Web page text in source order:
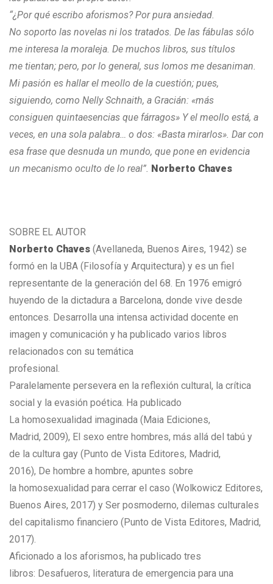
“¿Por qué escribo aforismos? Por pura ansiedad.
No soporto las novelas ni los tratados. De las fábulas sólo
me interesa la moraleja. De muchos libros, sus títulos
me tientan; pero, por lo general, sus lomos me desaniman.
Mi pasión es hallar el meollo de la cuestión; pues,
siguiendo, como Nelly Schnaith, a Gracián: «más
consiguen quintaesencias que fárragos» Y el meollo está, a
veces, en una sola palabra… o dos: «Basta mirarlos». Dar con
esa frase que desnuda un mundo, que pone en evidencia
un mecanismo oculto de lo real”. Norberto Chaves
SOBRE EL AUTOR
Norberto Chaves (Avellaneda, Buenos Aires, 1942) se
formó en la UBA (Filosofía y Arquitectura) y es un fiel
representante de la generación del 68. En 1976 emigró
huyendo de la dictadura a Barcelona, donde vive desde
entonces. Desarrolla una intensa actividad docente en
imagen y comunicación y ha publicado varios libros
relacionados con su temática
profesional.
Paralelamente persevera en la reflexión cultural, la crítica
social y la evasión poética. Ha publicado
La homosexualidad imaginada (Maia Ediciones,
Madrid, 2009), El sexo entre hombres, más allá del tabú y
de la cultura gay (Punto de Vista Editores, Madrid,
2016), De hombre a hombre, apuntes sobre
la homosexualidad para cerrar el caso (Wolkowicz Editores,
Buenos Aires, 2017) y Ser posmoderno, dilemas culturales
del capitalismo financiero (Punto de Vista Editores, Madrid,
2017).
Aficionado a los aforismos, ha publicado tres
libros: Desafueros, literatura de emergencia para una